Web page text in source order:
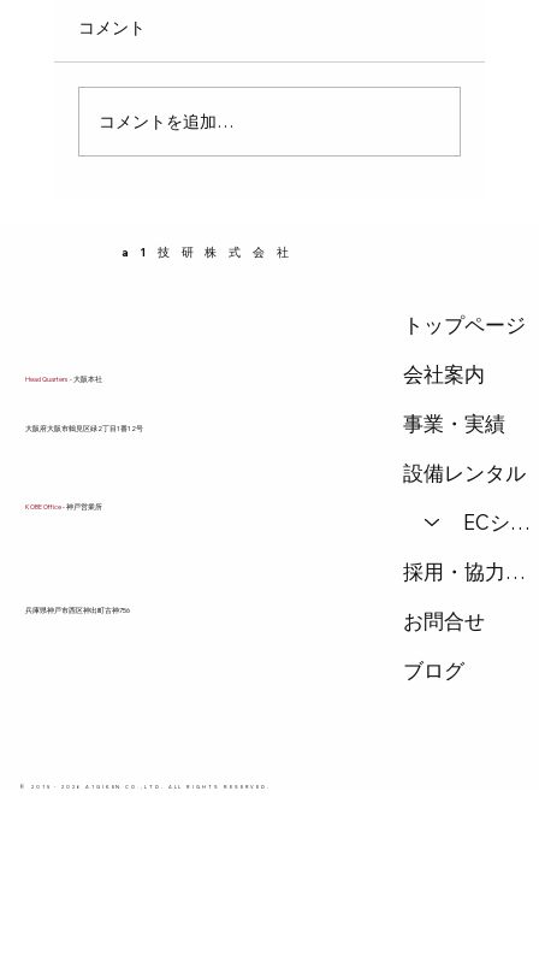
キッチンのグリストラップは、油脂や食べかす
を排水管に流さないための重要な設備です。し
かし、詰まりや悪臭が発生すると、衛生面だけ
でなく作業環境にも大きな影響を与えます。特
理消耗品の活用法を紹介します。 グリストラッ
コメント
コメントを追加…
a1技研株式会社
Head Quarters- 大阪本社
​大阪府大阪市鶴見区緑2丁目1番12号
KOBE Office- 神戸営業所
兵庫県神戸市西区神出町古神756
© 2015 - 2026 A1GIKEN CO.,LTD. ALL RIGHTS RESERVED.
トップページ
会社案内
事業・実績
設備レンタル
ECショップ
採用・協力会社
お問合せ
ブログ